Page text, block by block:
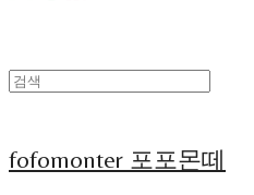
fofomonter 포포몬떼